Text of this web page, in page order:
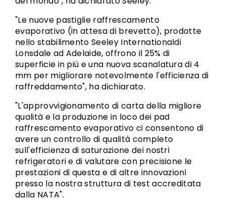
"Le nuove pastiglie raffrescamento
evaporativo (in attesa di brevetto), prodotte
nello stabilimento Seeley Internationaldi
Lonsdale ad Adelaide, offrono il 25% di
superficie in più e una nuova scanalatura di 4
mm per migliorare notevolmente l'efficienza di
raffreddamento", ha dichiarato.
"L'approvvigionamento di carta della migliore
qualità e la produzione in loco dei pad
raffrescamento evaporativo ci consentono di
avere un controllo di qualità completo
sull'efficienza di saturazione dei nostri
refrigeratori e di valutare con precisione le
prestazioni di questa e di altre innovazioni
presso la nostra struttura di test accreditata
dalla NATA".